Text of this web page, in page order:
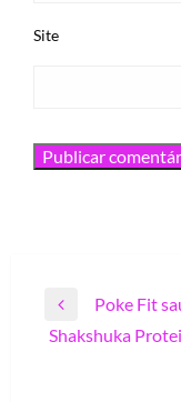
Site
Navegação
de
Previous
Post
Poke Fit
Shakshuka